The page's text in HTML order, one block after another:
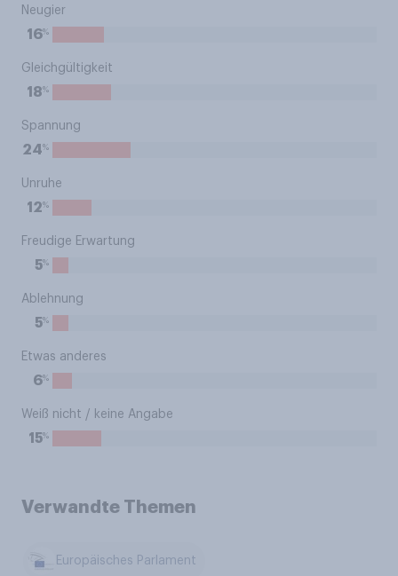
Neugier
16%
Gleichgültigkeit
18%
Spannung
24%
Unruhe
12%
Freudige Erwartung
5%
Ablehnung
5%
Etwas anderes
6%
Weiß nicht / keine Angabe
15%
Verwandte Themen
Europäisches Parlament